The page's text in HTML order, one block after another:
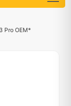
Pro OEM*